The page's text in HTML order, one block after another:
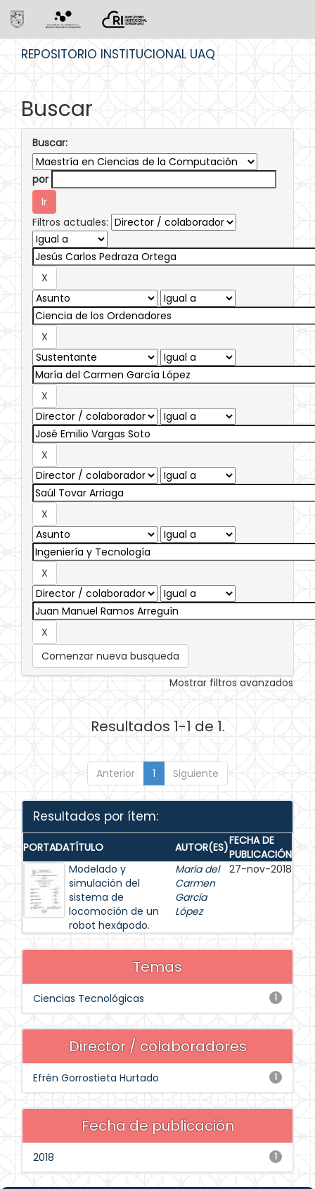
REPOSITORIO INSTITUCIONAL UAQ
Buscar
Buscar:
por
Filtros actuales:
Comenzar nueva busqueda
Mostrar filtros avanzados
Resultados 1-1 de 1.
Anterior 1 Siguiente
Resultados por ítem:
PORTADATÍTULO AUTOR(ES)FECHA DE
PUBLICACIÓN
Modelado y
simulación del
sistema de
locomoción de un
robot hexápodo.
María del
Carmen
García
López
27-nov-2018
Temas
1
Ciencias Tecnológicas
Director / colaboradores
1
Efrén Gorrostieta Hurtado
Fecha de publicación
1
2018